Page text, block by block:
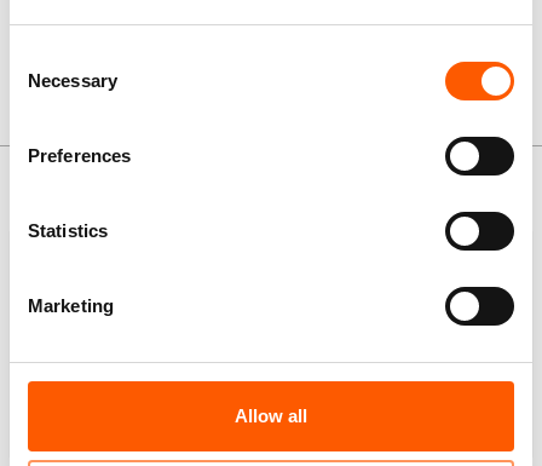
Selection
Necessary
Preferences
Statistics
Marketing
Allow all
personer fikk støtte
personer fikk støtte